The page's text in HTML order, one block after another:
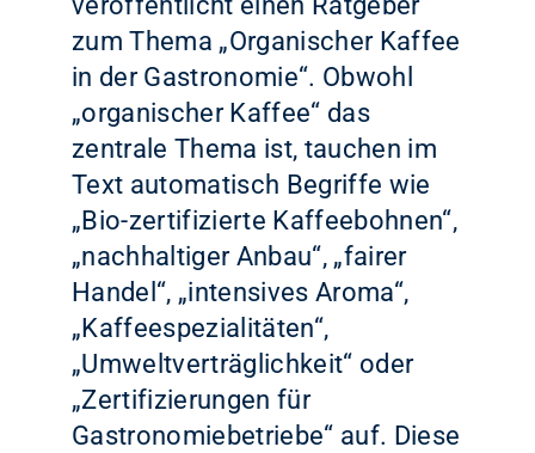
zum Thema „Organischer Kaffee
in der Gastronomie“. Obwohl
„organischer Kaffee“ das
zentrale Thema ist, tauchen im
Text automatisch Begriffe wie
„Bio-zertifizierte Kaffeebohnen“,
„nachhaltiger Anbau“, „fairer
Handel“, „intensives Aroma“,
„Kaffeespezialitäten“,
„Umweltverträglichkeit“ oder
„Zertifizierungen für
Gastronomiebetriebe“ auf. Diese